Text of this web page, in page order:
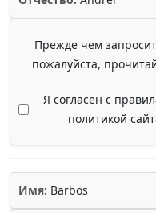
Прежде чем
пожалуйста,
Я согласен с
политикой
Имя: Barbos